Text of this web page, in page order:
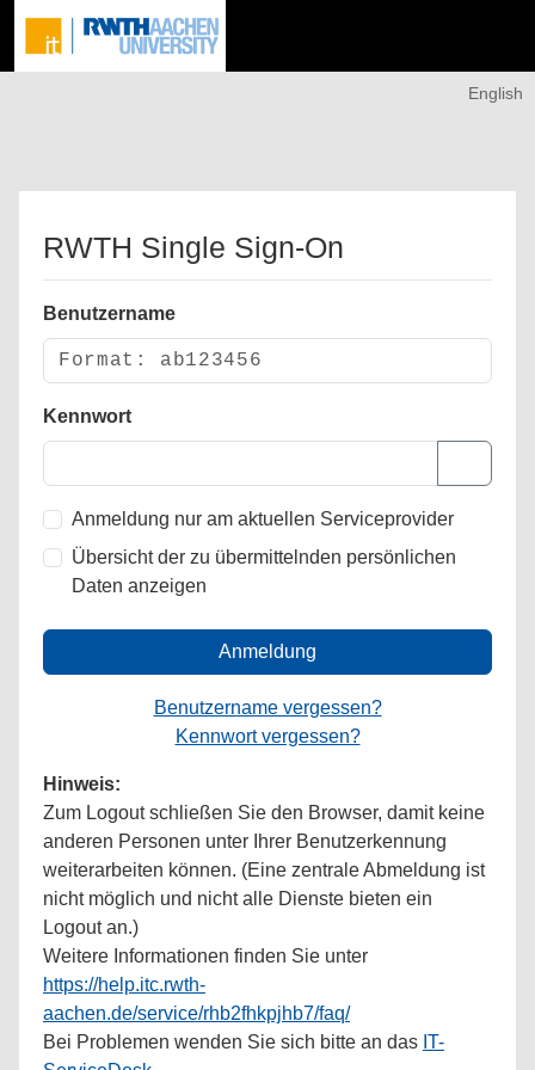
English
RWTH Single Sign-On
Benutzername
Kennwort
Anmeldung nur am aktuellen Serviceprovider
Übersicht der zu übermittelnden persönlichen
Daten anzeigen
Anmeldung
Benutzername vergessen?
Kennwort vergessen?
Hinweis:
Zum Logout schließen Sie den Browser, damit keine
anderen Personen unter Ihrer Benutzerkennung
weiterarbeiten können. (Eine zentrale Abmeldung ist
nicht möglich und nicht alle Dienste bieten ein
Logout an.)
Weitere Informationen finden Sie unter
https://help.itc.rwth-
aachen.de/service/rhb2fhkpjhb7/faq/
Bei Problemen wenden Sie sich bitte an das IT-